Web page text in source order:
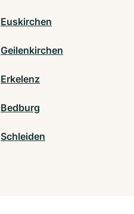
Euskirchen
Geilenkirchen
Erkelenz
Bedburg
Schleiden